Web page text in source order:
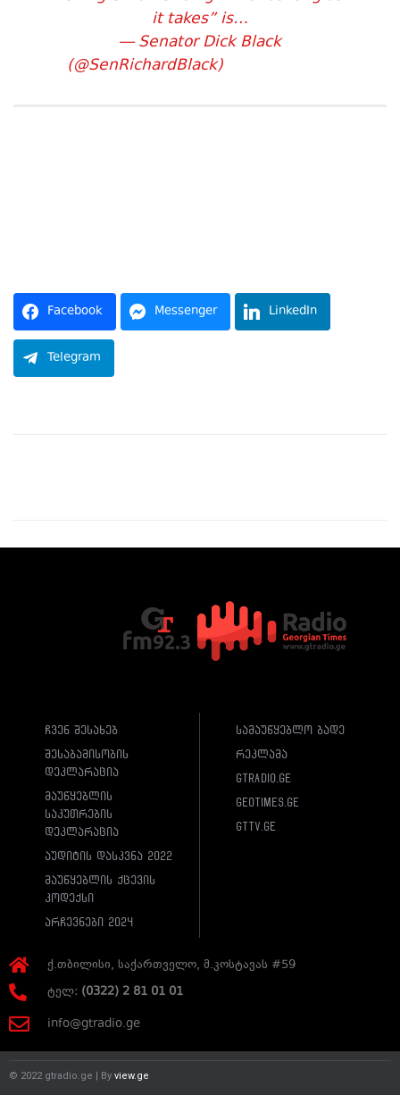
it takes” is…
— Senator Dick Black
(@SenRichardBlack)
Facebook Messenger LinkedIn
Telegram
ჩვენ შესახებ
შესაბამისობის
დეკლარაცია
მაუწყებლის
საკუთრების
დეკლარაცია
აუდიტის დასკვნა 2022
მაუწყებლის ქცევის
კოდექსი
არჩევნები 2024
სამაუწყებლო ბადე
რეკლამა
gtradio.ge
geotimes.ge
gttv.ge
ქ.თბილისი, საქართველო, მ.კოსტავას #59
ტელ: (0322) 2 81 01 01
info@gtradio.ge
© 2022 gtradio.ge | By view.ge